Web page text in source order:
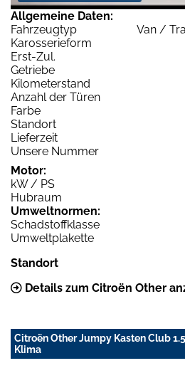
Allgemeine Daten:
Fahrzeugtyp
Van /
Karosserieform
Erst-Zul.
Getriebe
Kilometerstand
Anzahl der Türen
Farbe
Standort
Lieferzeit
Unsere Nummer
Motor:
kW / PS
Hubraum
Umweltnormen:
Schadstoffklasse
Umweltplakette
Standort
Details zum Citroën Other
Citroën Other Jumpy Kasten Club
Klima